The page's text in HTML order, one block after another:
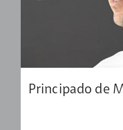
Principado de